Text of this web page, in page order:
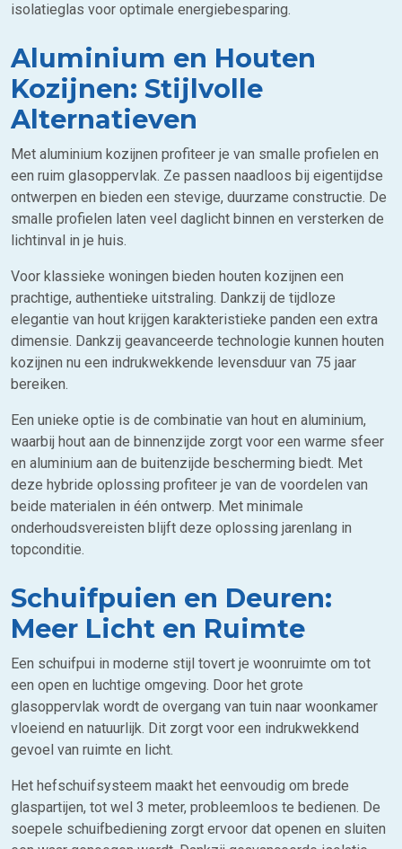
isolatieglas voor optimale energiebesparing.
Aluminium en Houten
Kozijnen: Stijlvolle
Alternatieven
Met aluminium kozijnen profiteer je van smalle profielen en
een ruim glasoppervlak. Ze passen naadloos bij eigentijdse
ontwerpen en bieden een stevige, duurzame constructie. De
smalle profielen laten veel daglicht binnen en versterken de
lichtinval in je huis.
Voor klassieke woningen bieden houten kozijnen een
prachtige, authentieke uitstraling. Dankzij de tijdloze
elegantie van hout krijgen karakteristieke panden een extra
dimensie. Dankzij geavanceerde technologie kunnen houten
kozijnen nu een indrukwekkende levensduur van 75 jaar
bereiken.
Een unieke optie is de combinatie van hout en aluminium,
waarbij hout aan de binnenzijde zorgt voor een warme sfeer
en aluminium aan de buitenzijde bescherming biedt. Met
deze hybride oplossing profiteer je van de voordelen van
beide materialen in één ontwerp. Met minimale
onderhoudsvereisten blijft deze oplossing jarenlang in
topconditie.
Schuifpuien en Deuren:
Meer Licht en Ruimte
Een schuifpui in moderne stijl tovert je woonruimte om tot
een open en luchtige omgeving. Door het grote
glasoppervlak wordt de overgang van tuin naar woonkamer
vloeiend en natuurlijk. Dit zorgt voor een indrukwekkend
gevoel van ruimte en licht.
Het hefschuifsysteem maakt het eenvoudig om brede
glaspartijen, tot wel 3 meter, probleemloos te bedienen. De
soepele schuifbediening zorgt ervoor dat openen en sluiten